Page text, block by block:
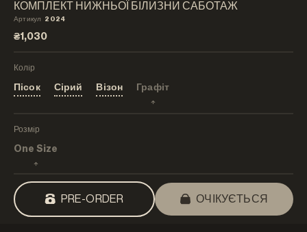
КОМПЛЕКТ НИЖНЬОЇ БІЛИЗНИ САБОТАЖ
Артикул 2024
₴1,030
Колiр
Пісок Сірий Візон Графіт
Розмiр
One Size
ОЧІКУЄТЬСЯ
PRE-ORDER